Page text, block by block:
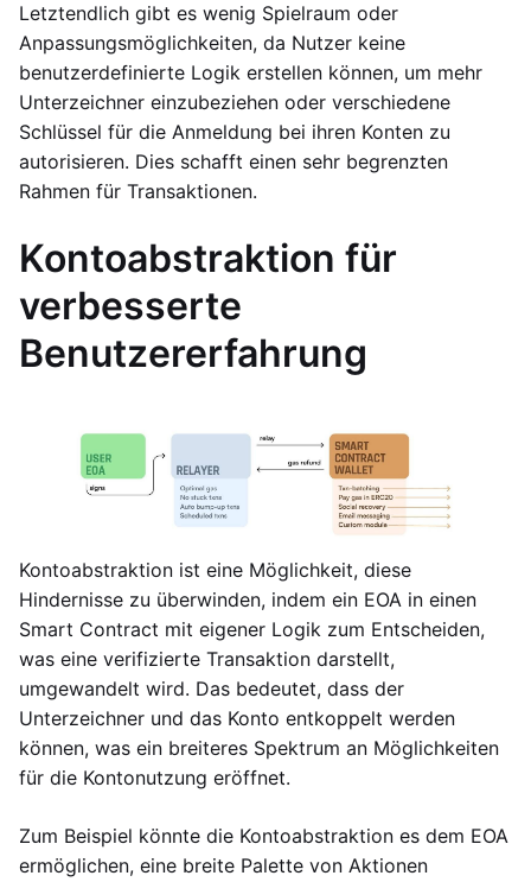
Letztendlich gibt es wenig Spielraum oder
Anpassungsmöglichkeiten, da Nutzer keine
benutzerdefinierte Logik erstellen können, um mehr
Unterzeichner einzubeziehen oder verschiedene
Schlüssel für die Anmeldung bei ihren Konten zu
autorisieren. Dies schafft einen sehr begrenzten
Rahmen für Transaktionen.
Kontoabstraktion für
verbesserte
Benutzererfahrung
Kontoabstraktion ist eine Möglichkeit, diese
Hindernisse zu überwinden, indem ein EOA in einen
Smart Contract mit eigener Logik zum Entscheiden,
was eine verifizierte Transaktion darstellt,
umgewandelt wird. Das bedeutet, dass der
Unterzeichner und das Konto entkoppelt werden
können, was ein breiteres Spektrum an Möglichkeiten
für die Kontonutzung eröffnet.
Zum Beispiel könnte die Kontoabstraktion es dem EOA
ermöglichen, eine breite Palette von Aktionen